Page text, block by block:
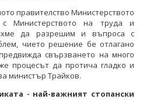
правителство Министерството
Министерството на труда и
да разрешим и въпроса с
чието решение бе отлагано
свързването на много
процесът да протича гладко и
министър Трайков.
- най-важният стопански